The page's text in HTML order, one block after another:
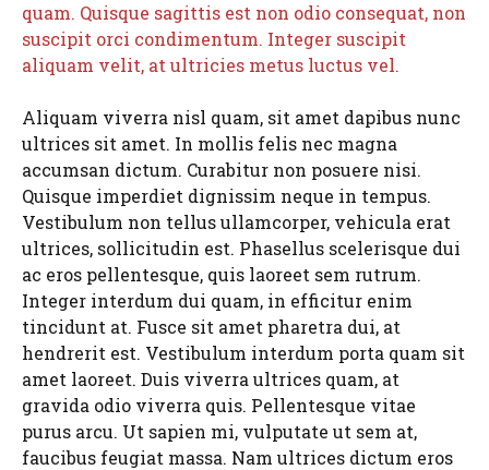
quam. Quisque sagittis est non odio consequat, non
suscipit orci condimentum. Integer suscipit
aliquam velit, at ultricies metus luctus vel.
Aliquam viverra nisl quam, sit amet dapibus nunc
ultrices sit amet. In mollis felis nec magna
accumsan dictum. Curabitur non posuere nisi.
Quisque imperdiet dignissim neque in tempus.
Vestibulum non tellus ullamcorper, vehicula erat
ultrices, sollicitudin est. Phasellus scelerisque dui
ac eros pellentesque, quis laoreet sem rutrum.
Integer interdum dui quam, in efficitur enim
tincidunt at. Fusce sit amet pharetra dui, at
hendrerit est. Vestibulum interdum porta quam sit
amet laoreet. Duis viverra ultrices quam, at
gravida odio viverra quis. Pellentesque vitae
purus arcu. Ut sapien mi, vulputate ut sem at,
faucibus feugiat massa. Nam ultrices dictum eros